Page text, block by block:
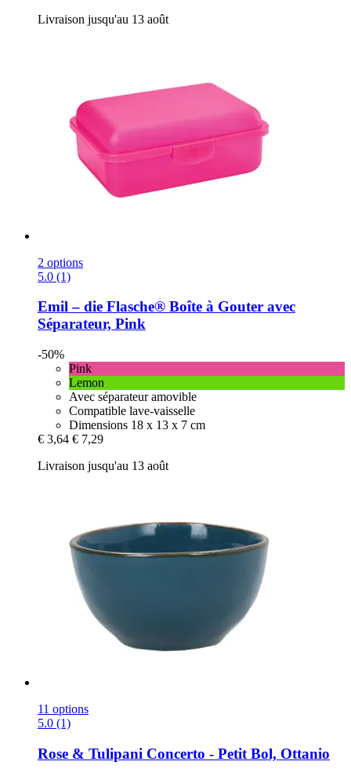
Livraison jusqu'au 13 août
2 options
5.0 (1)
Emil – die Flasche® Boîte à Gouter avec
Séparateur, Pink
-50%
Pink
Lemon
Avec séparateur amovible
Compatible lave-vaisselle
Dimensions 18 x 13 x 7 cm
€ 3,64 € 7,29
Livraison jusqu'au 13 août
11 options
5.0 (1)
Rose & Tulipani Concerto -​ Petit Bol, Ottanio